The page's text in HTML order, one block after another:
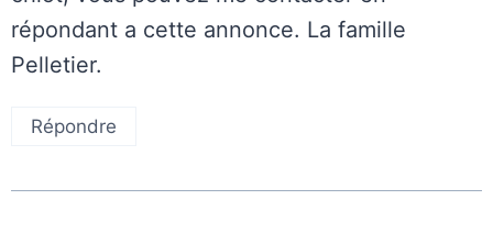
répondant a cette annonce. La famille
Pelletier.
Répondre